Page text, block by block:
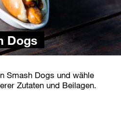
Dogs
Smash Dogs und wähle
Zutaten und Beilagen.